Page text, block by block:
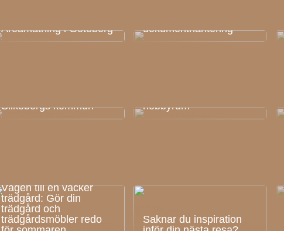
Areamätning i Göteborg
dokumenthantering
Silkeborgs kommun
hobbyrum
Vägen till en vacker
trädgård: Gör din
trädgård och
trädgårdsmöbler redo
Saknar du inspiration